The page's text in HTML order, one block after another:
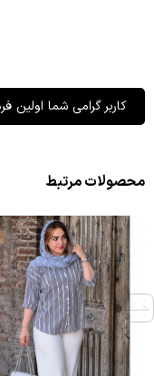
کاربر گرامی شما
محصولات مرتبط